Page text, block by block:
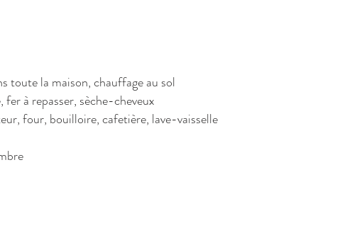
toute la maison, chauffage au sol
fer à repasser, sèche-cheveux
four, bouilloire, cafetière, lave-vaisselle